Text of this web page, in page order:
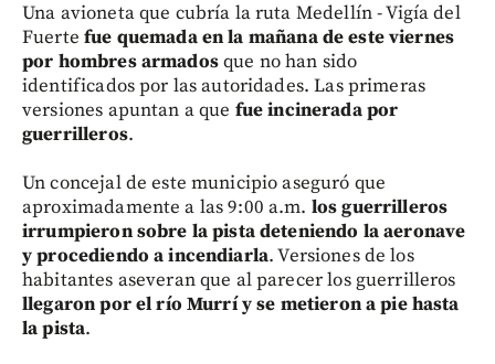
Una avioneta que cubría la ruta Medellín - Vigía del
Fuertefue quemada en la mañana de este viernes
por hombres armadosque no han sido
identificados por las autoridades. Las primeras
versiones apuntan a que fue incinerada por
guerrilleros.
Un concejal de este municipio aseguró que
aproximadamente a las 9:00 a.m. los guerrilleros
irrumpieron sobre la pista deteniendo la aeronave
y procediendo a incendiarla. Versiones de los
habitantes aseveran que al parecer los guerrilleros
llegaron por el río Murrí y se metieron a pie hasta
la pista.